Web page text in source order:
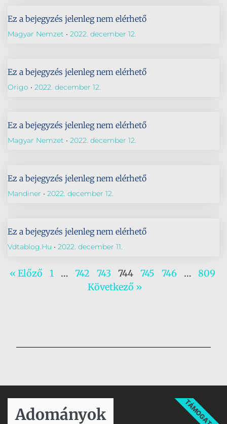
Ez a bejegyzés jelenleg nem elérhető
Magyar Nemzet 2022. december 12.
Ez a bejegyzés jelenleg nem elérhető
Origo 2022. december 12.
Ez a bejegyzés jelenleg nem elérhető
Magyar Nemzet 2022. december 12.
Ez a bejegyzés jelenleg nem elérhető
Mandiner 2022. december 12.
Ez a bejegyzés jelenleg nem elérhető
Vdtablog.hu 2022. december 11.
« Előző 1 … 742 743 744 745 746 …
809
Következő »
Adományok​ TÁMOGATÁS